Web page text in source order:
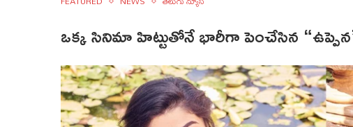
ఒక్క సినిమా హిట్టుతోనే భారీగా పెంచేసిన